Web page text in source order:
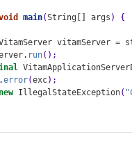
main(String [] args )
{
vitamServer =
. run();
error(exc);
new IllegalStateException(